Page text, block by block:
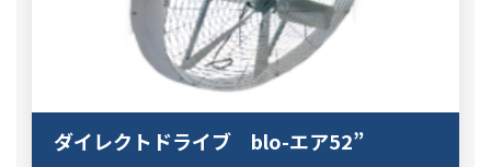
ダイレクトドライブ blo-エア52”